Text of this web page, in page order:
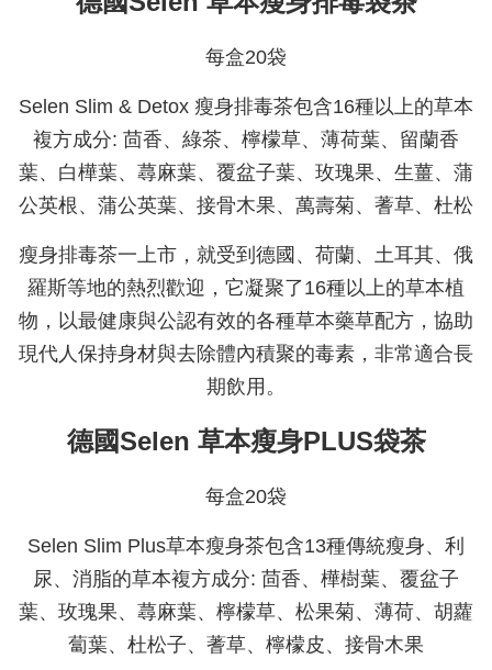
每盒20袋
Selen Slim & Detox 瘦身排毒茶包含16種以上的草本
複方成分: 茴香、綠茶、檸檬草、薄荷葉、留蘭香
葉、白樺葉、蕁麻葉、覆盆子葉、玫瑰果、生薑、蒲
公英根、蒲公英葉、接骨木果、萬壽菊、蓍草、杜松
瘦身排毒茶一上市，就受到德國、荷蘭、土耳其、俄
羅斯等地的熱烈歡迎，它凝聚了16種以上的草本植
物，以最健康與公認有效的各種草本藥草配方，協助
現代人保持身材與去除體內積聚的毒素，非常適合長
期飲用。
德國Selen 草本瘦身PLUS袋茶
每盒20袋
Selen Slim Plus草本瘦身茶包含13種傳統瘦身、利
尿、消脂的草本複方成分: 茴香、樺樹葉、覆盆子
葉、玫瑰果、蕁麻葉、檸檬草、松果菊、薄荷、胡蘿
蔔葉、杜松子、蓍草、檸檬皮、接骨木果